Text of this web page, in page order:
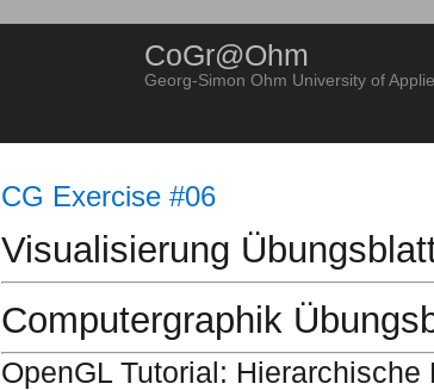
CoGr@Ohm
Georg-Simon Ohm University of
CG Exercise #06
Visualisierung
Computergraphik
OpenGL Tutorial: Hierarchische